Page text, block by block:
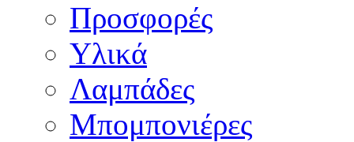
Προσφορές
Υλικά
Λαμπάδες
Μπομπονιέρες